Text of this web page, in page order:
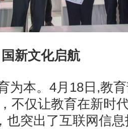
新文化启航
为本。4月18日,教
不仅让教育在新时
也突出了互联网信